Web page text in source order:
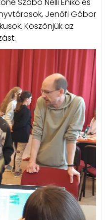
Szabó Nelli Enikő és
Jenőfi Gábor
Köszönjük az